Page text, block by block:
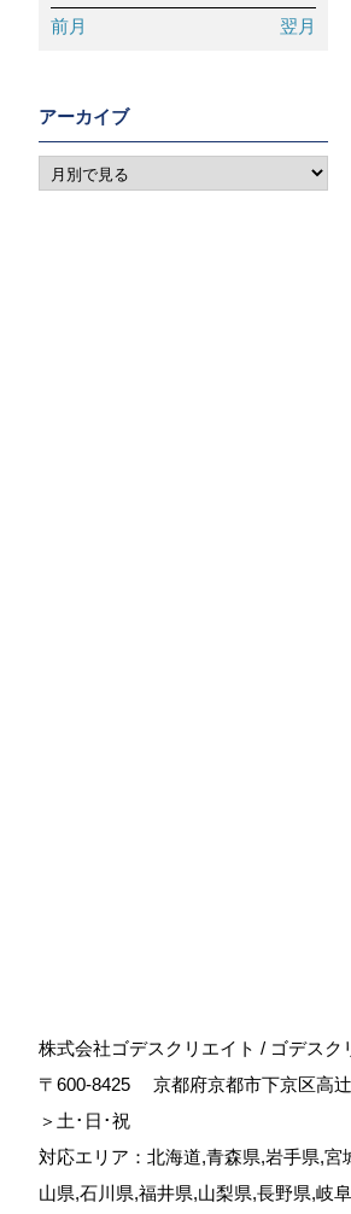
前月 翌月
アーカイブ
株式会社ゴデスクリエイト / ゴデスク
〒600-8425
京都府京都市下京区高
＞土･日･祝
対応エリア：北海道,青森県,岩手県,
山県,石川県,福井県,山梨県,長野県,岐